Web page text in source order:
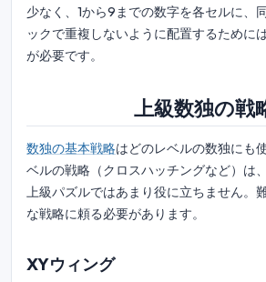
少なく、1から9までの数字を各セルに、
ックで重複しないように配置するために
が必要です。
上級数独の戦
数独の基本戦略はどのレベルの数独にも
ベルの戦略（クロスハッチングなど）は
上級パズルではあまり役に立ちません。
な戦略に頼る必要があります。
XYウィング